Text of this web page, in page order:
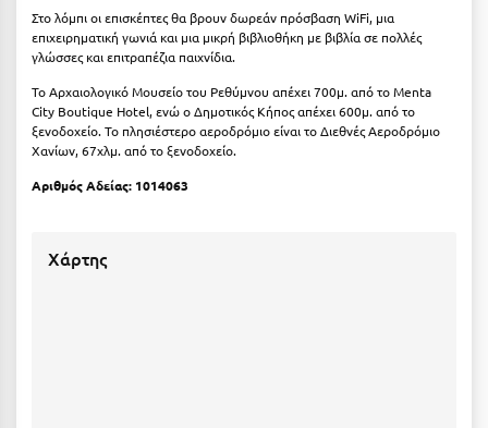
Κουρούτα Ηλείας
Κουφονήσια
Κρήτη
Κρουαζιέρες
Κύθηρα
Στο λόμπι οι επισκέπτες θα βρουν δωρεάν πρόσβαση WiFi, μια
επιχειρηματική γωνιά και μια μικρή βιβλιοθήκη με βιβλία σε πολλές
γλώσσες και επιτραπέζια παιχνίδια.
Το Αρχαιολογικό Μουσείο του Ρεθύμνου απέχει 700μ. από το Menta
City Boutique Hotel, ενώ ο Δημοτικός Κήπος απέχει 600μ. από το
ξενοδοχείο. Το πλησιέστερο αεροδρόμιο είναι το Διεθνές Αεροδρόμιο
Χανίων, 67χλμ. από το ξενοδοχείο.
Αριθμός Αδείας: 1014063
Χάρτης